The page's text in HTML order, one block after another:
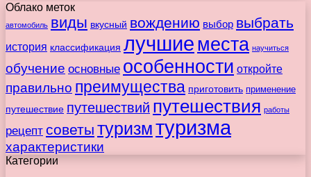
Облако меток
автомобиль виды вкусный вождению выбор выбрать
история классификация лучшиеместа научиться
обучение основные особенности откройте
правильно преимущества приготовить применение
путешествие путешествий путешествия работы
рецепт советы туризмтуризма
характеристики
Категории